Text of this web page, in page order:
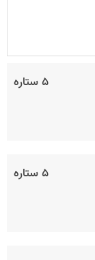
۵ ستاره
۵ ستاره